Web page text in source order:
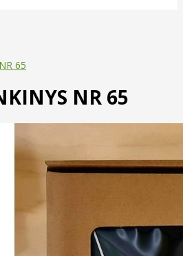
65
NR 65